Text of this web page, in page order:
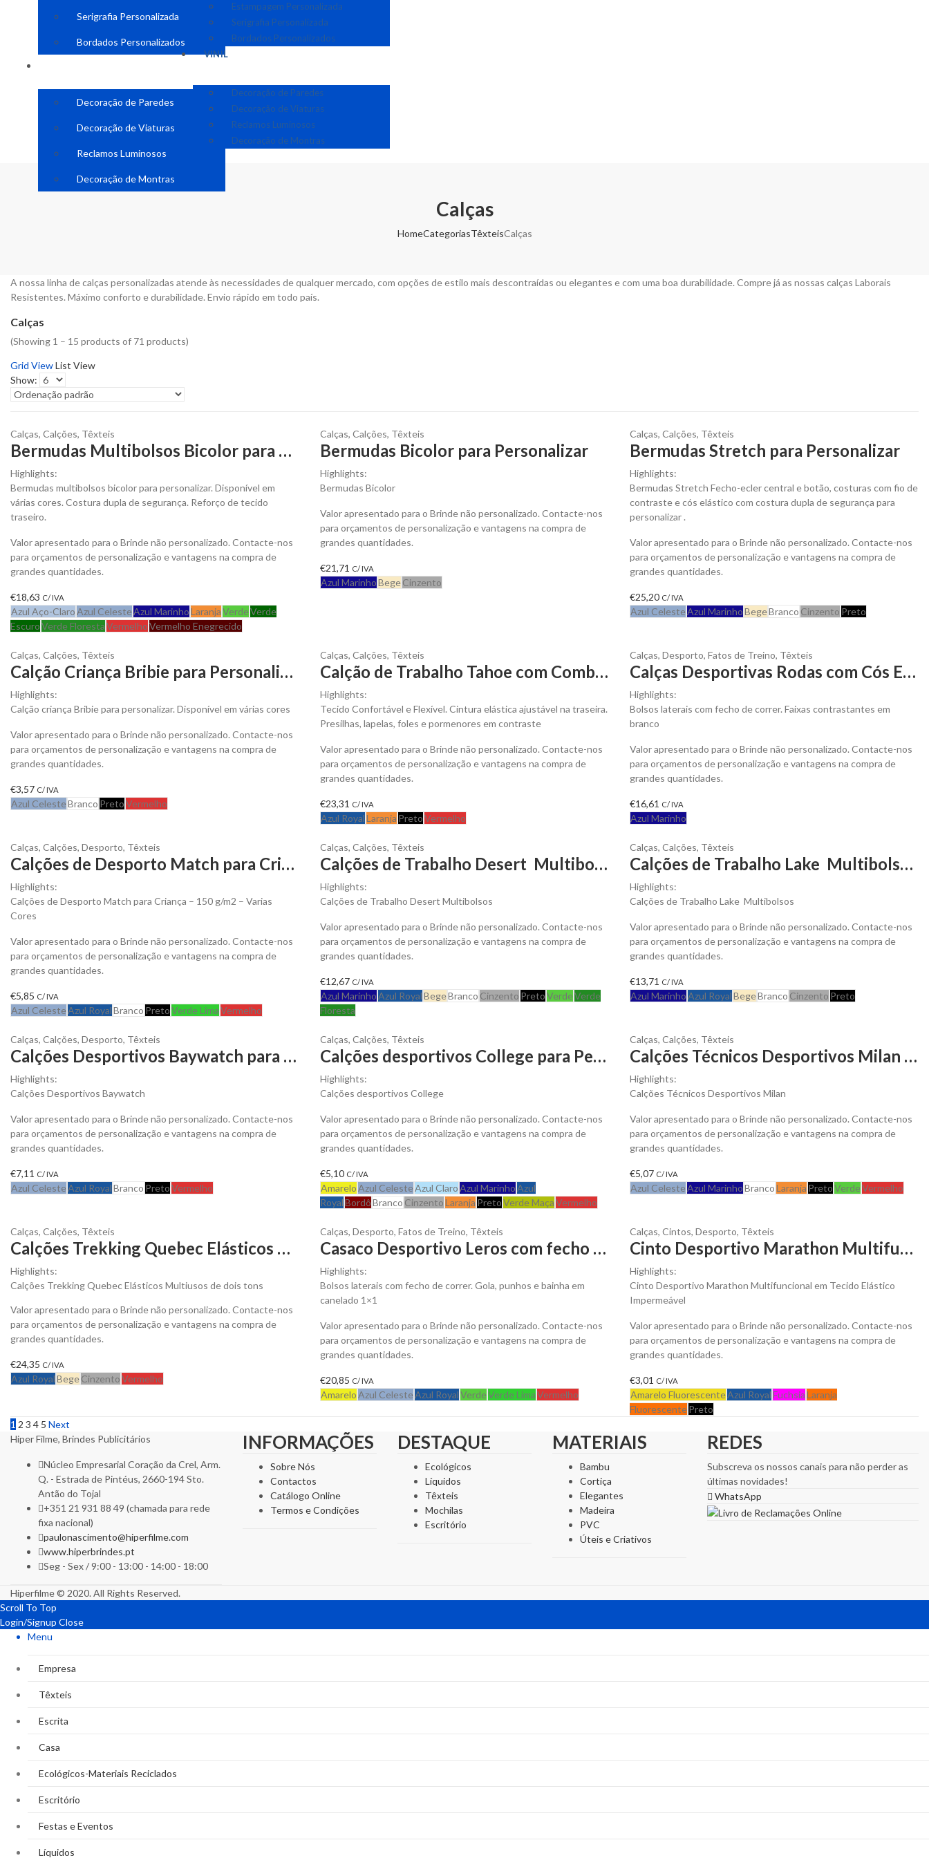
Serigrafia Personalizada
Bordados Personalizados
Decoração de Paredes
Decoração de Viaturas
Reclamos Luminosos
Decoração de Montras
Estampagem Personalizada
Serigrafia Personalizada
Bordados Personalizados
VINIL
Decoração de Paredes
Decoração de Viaturas
Reclamos Luminosos
Decoração de Montras
Calças
HomeCategoriasTêxteisCalças
A nossa linha de calças personalizadas atende às necessidades de qualquer mercado, com opções de estilo mais descontraídas ou elegantes e com uma boa durabilidade. Compre já as nossas calças Laborais
Resistentes. Máximo conforto e durabilidade. Envio rápido em todo país.
Calças
(Showing 1 – 15 products of 71 products)
Grid ViewList View
Show:
Calças, Calções, Têxteis
Bermudas Multibolsos Bicolor para Personalizar
Highlights:
Bermudas multibolsos bicolor para personalizar. Disponível em
várias cores. Costura dupla de segurança. Reforço de tecido
traseiro.
Valor apresentado para o Brinde não personalizado. Contacte-nos
para orçamentos de personalização e vantagens na compra de
grandes quantidades.
€18,63 C/ IVA
Azul Aço-ClaroAzul CelesteAzul MarinhoLaranjaVerdeVerde
EscuroVerde FlorestaVermelhoVermelho Enegrecido
Calças, Calções, Têxteis
Bermudas Bicolor para Personalizar
Highlights:
Bermudas Bicolor
Valor apresentado para o Brinde não personalizado. Contacte-nos
para orçamentos de personalização e vantagens na compra de
grandes quantidades.
€21,71 C/ IVA
Azul MarinhoBegeCinzento
Calças, Calções, Têxteis
Bermudas Stretch para Personalizar
Highlights:
Bermudas Stretch Fecho-ecler central e botão, costuras com fio de
contraste e cós elástico com costura dupla de segurança para
personalizar .
Valor apresentado para o Brinde não personalizado. Contacte-nos
para orçamentos de personalização e vantagens na compra de
grandes quantidades.
€25,20 C/ IVA
Azul CelesteAzul MarinhoBegeBranco Cinzento Preto
Calças, Calções, Têxteis
Calção Criança Bribie para Personalizar
Highlights:
Calção criança Bribie para personalizar. Disponível em várias cores
Valor apresentado para o Brinde não personalizado. Contacte-nos
para orçamentos de personalização e vantagens na compra de
grandes quantidades.
€3,57 C/ IVA
Azul CelesteBranco PretoVermelho
Calças, Calções, Têxteis
Calção de Trabalho Tahoe com Combinação de Cores para Personalizar
Highlights:
Tecido Confortável e Flexível. Cintura elástica ajustável na traseira.
Presilhas, lapelas, foles e pormenores em contraste
Valor apresentado para o Brinde não personalizado. Contacte-nos
para orçamentos de personalização e vantagens na compra de
grandes quantidades.
€23,31 C/ IVA
Azul RoyalLaranja PretoVermelho
Calças, Desporto, Fatos de Treino, Têxteis
Calças Desportivas Rodas com Cós Elástico e Cordão Ajustável para Personalizar
Highlights:
Bolsos laterais com fecho de correr. Faixas contrastantes em
branco
Valor apresentado para o Brinde não personalizado. Contacte-nos
para orçamentos de personalização e vantagens na compra de
grandes quantidades.
€16,61 C/ IVA
Azul Marinho
Calças, Calções, Desporto, Têxteis
Calções de Desporto Match para Criança para Personalizar
Highlights:
Calções de Desporto Match para Criança – 150 g/m2 – Varias
Cores
Valor apresentado para o Brinde não personalizado. Contacte-nos
para orçamentos de personalização e vantagens na compra de
grandes quantidades.
€5,85 C/ IVA
Azul CelesteAzul RoyalBranco PretoVerde LimaVermelho
Calças, Calções, Têxteis
Calções de Trabalho Desert Multibolsos para Personalizar
Highlights:
Calções de Trabalho Desert Multibolsos
Valor apresentado para o Brinde não personalizado. Contacte-nos
para orçamentos de personalização e vantagens na compra de
grandes quantidades.
€12,67 C/ IVA
Azul MarinhoAzul RoyalBegeBranco Cinzento PretoVerdeVerde
Floresta
Calças, Calções, Têxteis
Calções de Trabalho Lake Multibolsos para Personalizar
Highlights:
Calções de Trabalho Lake Multibolsos
Valor apresentado para o Brinde não personalizado. Contacte-nos
para orçamentos de personalização e vantagens na compra de
grandes quantidades.
€13,71 C/ IVA
Azul MarinhoAzul RoyalBegeBranco Cinzento Preto
Calças, Calções, Desporto, Têxteis
Calções Desportivos Baywatch para Personalizar
Highlights:
Calções Desportivos Baywatch
Valor apresentado para o Brinde não personalizado. Contacte-nos
para orçamentos de personalização e vantagens na compra de
grandes quantidades.
€7,11 C/ IVA
Azul CelesteAzul RoyalBranco PretoVermelho
Calças, Calções, Têxteis
Calções desportivos College para Personalizar
Highlights:
Calções desportivos College
Valor apresentado para o Brinde não personalizado. Contacte-nos
para orçamentos de personalização e vantagens na compra de
grandes quantidades.
€5,10 C/ IVA
AmareloAzul CelesteAzul ClaroAzul MarinhoAzul
RoyalBordôBranco CinzentoLaranja PretoVerde MaçaVermelho
Calças, Calções, Têxteis
Calções Técnicos Desportivos Milan para Personalizar
Highlights:
Calções Técnicos Desportivos Milan
Valor apresentado para o Brinde não personalizado. Contacte-nos
para orçamentos de personalização e vantagens na compra de
grandes quantidades.
€5,07 C/ IVA
Azul CelesteAzul MarinhoBrancoLaranja PretoVerdeVermelho
Calças, Calções, Têxteis
Calções Trekking Quebec Elásticos Multibolsos para Personalizar
Highlights:
Calções Trekking Quebec Elásticos Multiusos de dois tons
Valor apresentado para o Brinde não personalizado. Contacte-nos
para orçamentos de personalização e vantagens na compra de
grandes quantidades.
€24,35 C/ IVA
Azul RoyalBegeCinzentoVermelho
Calças, Desporto, Fatos de Treino, Têxteis
Casaco Desportivo Leros com fecho de correr frontal para Personalizar
Highlights:
Bolsos laterais com fecho de correr. Gola, punhos e bainha em
canelado 1×1
Valor apresentado para o Brinde não personalizado. Contacte-nos
para orçamentos de personalização e vantagens na compra de
grandes quantidades.
€20,85 C/ IVA
AmareloAzul CelesteAzul RoyalVerdeVerde LimaVermelho
Calças, Cintos, Desporto, Têxteis
Cinto Desportivo Marathon Multifuncional para Personalizar
Highlights:
Cinto Desportivo Marathon Multifuncional em Tecido Elástico
Impermeável
Valor apresentado para o Brinde não personalizado. Contacte-nos
para orçamentos de personalização e vantagens na compra de
grandes quantidades.
€3,01 C/ IVA
Amarelo FluorescenteAzul RoyalFuchsiaLaranja
FluorescentePreto
1 2 3 4 5 Next
Hiper Filme, Brindes Publicitários
Núcleo Empresarial Coração da Crel, Arm.
Q. - Estrada de Pintéus, 2660-194 Sto.
Antão do Tojal
+351 21 931 88 49 (chamada para rede
fixa nacional)
paulonascimento@hiperfilme.com
www.hiperbrindes.pt
Seg - Sex / 9:00 - 13:00 - 14:00 - 18:00
INFORMAÇÕES
Sobre Nós
Contactos
Catálogo Online
Termos e Condições
DESTAQUE
Ecológicos
Líquidos
Têxteis
Mochilas
Escritório
MATERIAIS
Bambu
Cortiça
Elegantes
Madeira
PVC
Úteis e Criativos
REDES
Subscreva os nossos canais para não perder as
últimas novidades!
WhatsApp
Hiperfilme © 2020. All Rights Reserved.
Scroll To Top
Login/Signup Close
Menu
Empresa
Têxteis
Escrita
Casa
Ecológicos-Materiais Reciclados
Escritório
Festas e Eventos
Líquidos